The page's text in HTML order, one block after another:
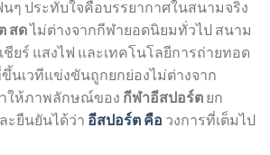
ๆ ประทับใจคือบรรยากาศในสนามจริง
สดไม่ต่างจากกีฬายอดนิยมทั่วไป สนาม
ชียร์ แสงไฟ และเทคโนโลยีการถ่ายทอด
นเวทีแข่งขันถูกยกย่องไม่ต่างจาก
ให้ภาพลักษณ์ของ กีฬาอีสปอร์ต ยก
ะยืนยันได้ว่า อีสปอร์ต คือ วงการที่เต็มไป